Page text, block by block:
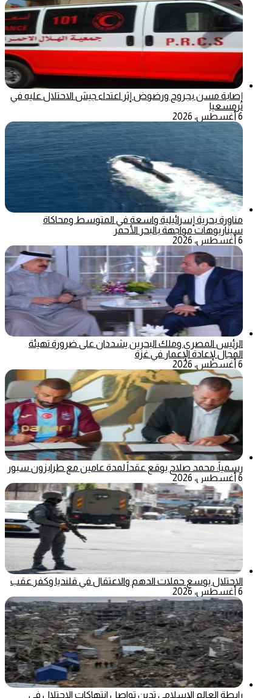
إصابة مسن بجروح ورضوض إثر اعتداء جيش الاحتلال عليه في
ترمسعيا
6 أغسطس، 2026
مناورة بحرية إسرائيلية واسعة في المتوسط ومحاكاة
سيناريوهات مواجهة بالبحر الأحمر
6 أغسطس، 2026
الرئيس المصري وملك البحرين يشددان على ضرورة تهيئة
المجال لإعادة الإعمار في غزة
6 أغسطس، 2026
رسمياً: محمد صلاح يوقع عقداً لمدة عامين مع طرابزون سبور
6 أغسطس، 2026
الاحتلال يوسع حملات الدهم والاعتقال في قلنديا وكفر عقب
6 أغسطس، 2026
رابطة العالم الإسلامي تدين تواصل انتهاكات الاحتلال في